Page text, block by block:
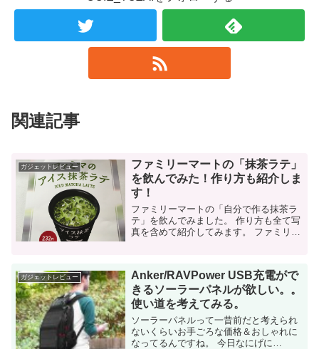
関連記事
ガジェットレビュー
ファミリーマートの「抹茶ラテ」
を飲んでみた！作り方も紹介しま
す！
ファミリーマートの「自分で作る抹茶ラ
テ」を飲んでみました。 作り方も全て写
真を含めて紹介してみます。 ファミリー
ド化していますね。 店頭でコッ...
ガジェットレビュー
Anker/RAVPower USB充電がで
きるソーラーパネルが欲しい。。
使い道を考えてみる。
ソーラーパネルって一昔前だと考えられ
ないくらいお手ごろな価格＆おしゃれに
なってるんですね。 今日なにげに